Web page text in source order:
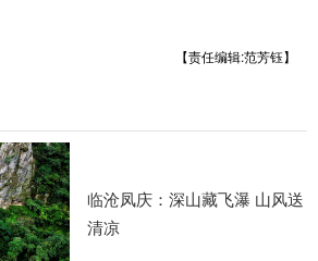
【责任编辑:范芳钰】
临沧凤庆：深山藏飞瀑 山风送
清凉